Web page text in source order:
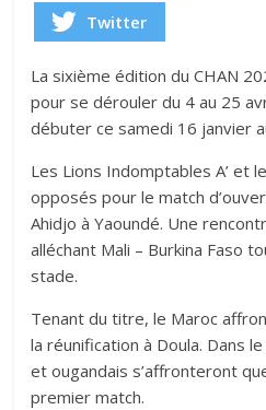
Twitter
La sixième édition du CHAN
pour se dérouler du 4 au 25
débuter ce samedi 16 janvier
Les Lions Indomptables A’ et
opposés pour le match
Ahidjo à Yaoundé. Une
alléchant Mali – Burkina Faso
stade.
Tenant du titre, le Maroc
la réunification à Doula. Dans
et ougandais s’affronteront
premier match.